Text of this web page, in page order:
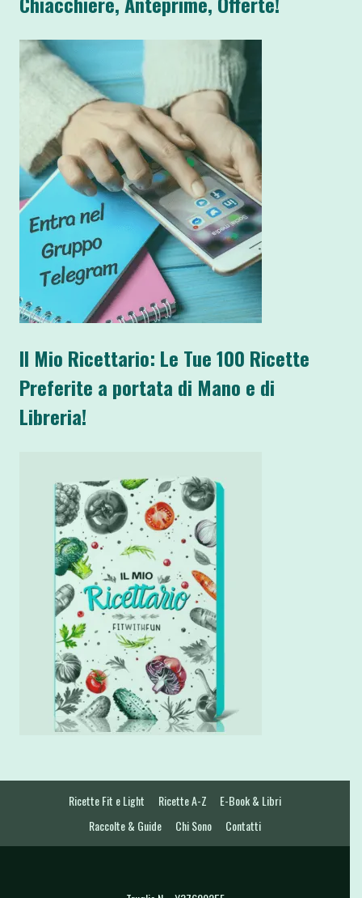
Il Mio Ricettario: Le Tue 100 Ricette
Preferite a portata di Mano e di
Libreria!
Ricette Fit e Light Ricette A-Z
E-Book & Libri
Raccolte & Guide
Chi Sono Contatti